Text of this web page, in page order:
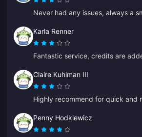
Never had any issues, always a
Karla Renner
Fantastic service, credits are
Claire Kuhlman III
Highly recommend for quick and
Penny Hodkiewicz